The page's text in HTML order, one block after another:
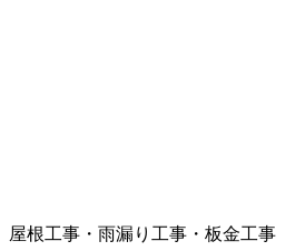
屋根工事・雨漏り工事・板金工事